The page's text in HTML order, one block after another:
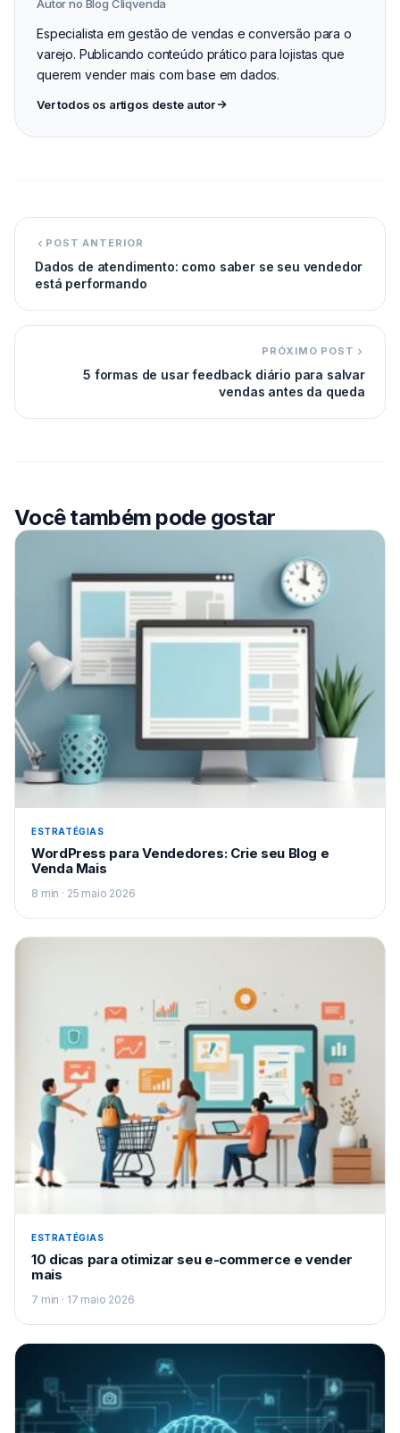
Autor no Blog Cliqvenda
Especialista em gestão de vendas e conversão para o
varejo. Publicando conteúdo prático para lojistas que
querem vender mais com base em dados.
Ver todos os artigos deste autor
POST ANTERIOR
Dados de atendimento: como saber se seu vendedor
está performando
PRÓXIMO POST
5 formas de usar feedback diário para salvar
vendas antes da queda
Você também pode gostar
ESTRATÉGIAS
WordPress para Vendedores: Crie seu Blog e
Venda Mais
8 min · 25 maio 2026
ESTRATÉGIAS
10 dicas para otimizar seu e-commerce e vender
mais
7 min · 17 maio 2026